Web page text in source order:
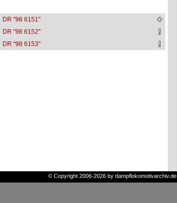
DR "98 6151"
DR "98 6152"
DR "98 6153"
© Copyright 2006-2026 by dampflokomotivarchiv.de